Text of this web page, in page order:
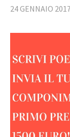
24 GENNAIO